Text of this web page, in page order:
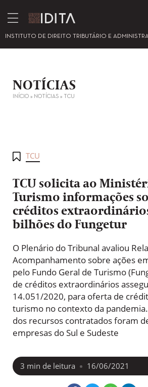
INSTITUTO DE DIREITO TRIBUTÁRIO E
NOTÍCIAS
INÍCIO » NOTÍCIAS » TCU
TCU
TCU solicita ao
Turismo informações
créditos extraordinários
bilhões do Fungetur
O Plenário do Tribunal avaliou
Acompanhamento sobre ações
pelo Fundo Geral de Turismo
de créditos extraordinários
14.051/2020, para oferta de
turismo no contexto da
dos recursos contratados foram
empresas do Sul e Sudeste
3 min de leitura 16/06/2021